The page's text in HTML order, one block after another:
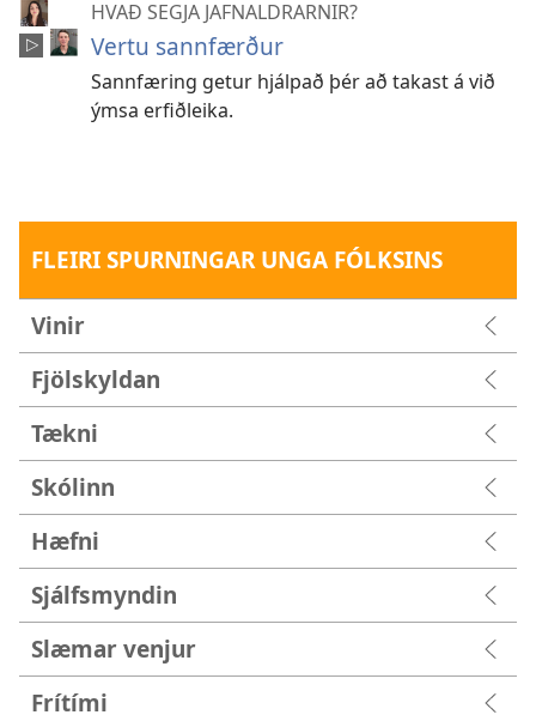
HVAÐ SEGJA JAFNALDRARNIR?
Vertu sannfærður
Sannfæring getur hjálpað þér að takast á við
ýmsa erfiðleika.
FLEIRI SPURNINGAR UNGA FÓLKSINS
Vinir
Fjölskyldan
Tækni
Skólinn
Hæfni
Sjálfsmyndin
Slæmar venjur
Frítími